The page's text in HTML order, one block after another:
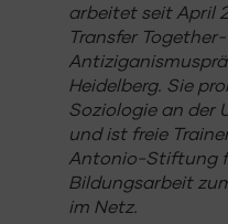
arbeitet seit April
Transfer
Heidelberg. Sie
Soziologie an der
und ist freie
Antonio-Stiftung
Bildungsarbeit
im Netz.